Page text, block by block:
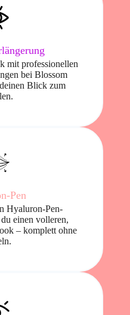
mit professionellen
bei Blossom
Blick zum
Pen
Hyaluron-Pen-
einen volleren,
– komplett ohne